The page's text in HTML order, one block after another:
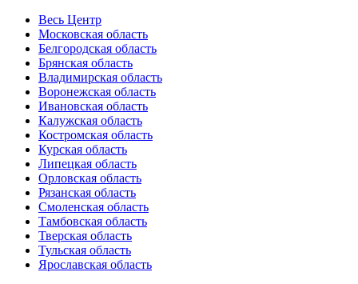
Весь Центр
Московская область
Белгородская область
Брянская область
Владимирская область
Воронежская область
Ивановская область
Калужская область
Костромская область
Курская область
Липецкая область
Орловская область
Рязанская область
Смоленская область
Тамбовская область
Тверская область
Тульская область
Ярославская область